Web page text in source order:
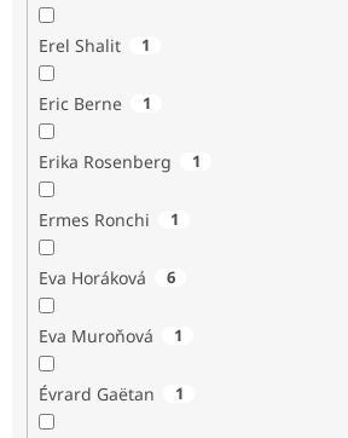
Erel Shalit 1
Eric Berne 1
Erika Rosenberg 1
Ermes Ronchi 1
Eva Horáková 6
Eva Muroňová 1
Évrard Gaëtan 1